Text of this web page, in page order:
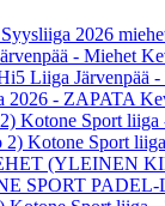
2026
- Miehet
Liiga Järvenpää
2026 - ZAPATA
Kotone Sport liiga
2) Kotone Sport
(YLEINEN
SPORT